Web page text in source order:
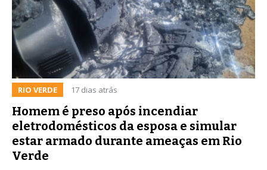
RIO VERDE 17 dias atrás
Homem é preso após incendiar
eletrodomésticos da esposa e simular
estar armado durante ameaças em Rio
Verde